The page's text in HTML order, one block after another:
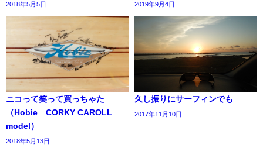
2018年5月5日 2019年9月4日
ニコって笑って買っちゃた
（Hobie CORKY CAROLL
model）
2018年5月13日
久し振りにサーフィンでも
2017年11月10日